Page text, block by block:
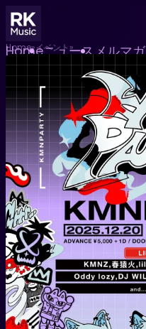
Homeニュースメルマガ
Home イベント